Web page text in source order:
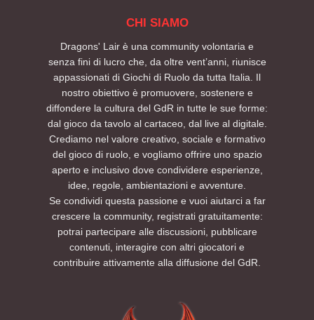
CHI SIAMO
Dragons' Lair è una community volontaria e
senza fini di lucro che, da oltre vent’anni, riunisce
appassionati di Giochi di Ruolo da tutta Italia. Il
nostro obiettivo è promuovere, sostenere e
diffondere la cultura del GdR in tutte le sue forme:
dal gioco da tavolo al cartaceo, dal live al digitale.
Crediamo nel valore creativo, sociale e formativo
del gioco di ruolo, e vogliamo offrire uno spazio
aperto e inclusivo dove condividere esperienze,
idee, regole, ambientazioni e avventure.
Se condividi questa passione e vuoi aiutarci a far
crescere la community, registrati gratuitamente:
potrai partecipare alle discussioni, pubblicare
contenuti, interagire con altri giocatori e
contribuire attivamente alla diffusione del GdR.